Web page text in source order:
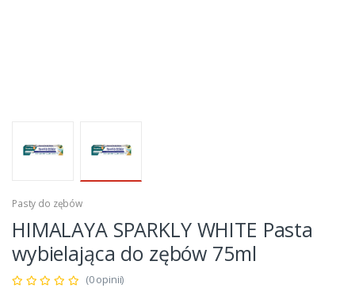
Pasty do zębów
HIMALAYA SPARKLY WHITE Pasta
wybielająca do zębów 75ml
(0 opinii)